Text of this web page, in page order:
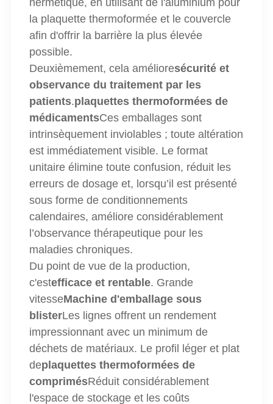
hermétique, en utilisant de l'aluminium pour
la plaquette thermoformée et le couvercle
afin d'offrir la barrière la plus élevée
possible.
Deuxièmement, cela amélioresécurité et
observance du traitement par les
patients.plaquettes thermoformées de
médicamentsCes emballages sont
intrinsèquement inviolables ; toute altération
est immédiatement visible. Le format
unitaire élimine toute confusion, réduit les
erreurs de dosage et, lorsqu’il est présenté
sous forme de conditionnements
calendaires, améliore considérablement
l’observance thérapeutique pour les
maladies chroniques.
Du point de vue de la production,
c'estefficace et rentable. Grande
vitesseMachine d'emballage sous
blisterLes lignes offrent un rendement
impressionnant avec un minimum de
déchets de matériaux. Le profil léger et plat
deplaquettes thermoformées de
comprimésRéduit considérablement
l'espace de stockage et les coûts